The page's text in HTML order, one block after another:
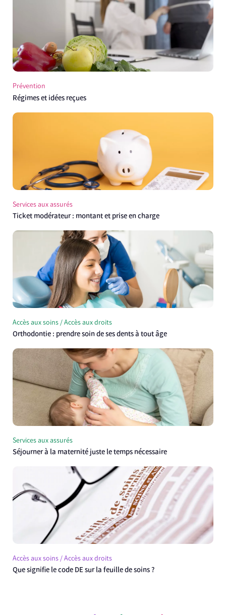
Prévention
Régimes et idées reçues
Services aux assurés
Ticket modérateur : montant et prise en charge
Accès aux soins / Accès aux droits
Orthodontie : prendre soin de ses dents à tout âge
Services aux assurés
Séjourner à la maternité juste le temps nécessaire
Accès aux soins / Accès aux droits
Que signifie le code DE sur la feuille de soins ?